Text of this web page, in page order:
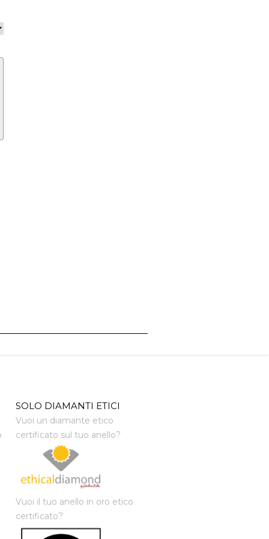
SOLO DIAMANTI ETICI
Vuoi un diamante etico
certificato sul tuo anello?
Vuoi il tuo anello in oro etico
certificato?